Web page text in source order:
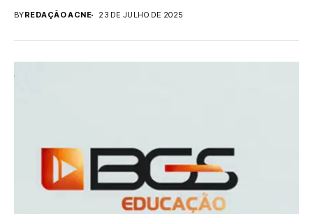
BYREDAÇÃO ACNE 23 DE JULHO DE 2025